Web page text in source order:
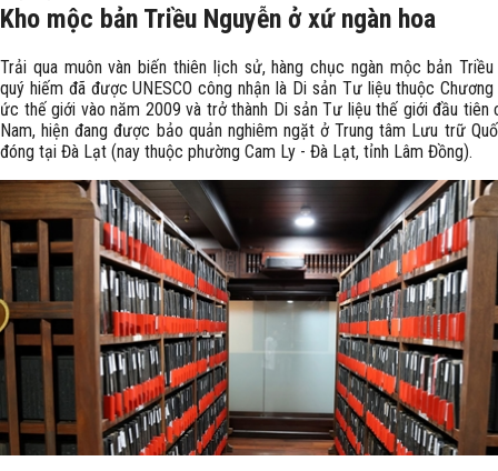
Kho mộc bản Triều Nguyễn ở xứ ngàn hoa
Trải qua muôn vàn biến thiên lịch sử, hàng chục ngàn mộc bản Triều
quý hiếm đã được UNESCO công nhận là Di sản Tư liệu thuộc
ức thế giới vào năm 2009 và trở thành Di sản Tư liệu thế giới đầu tiên
Nam, hiện đang được bảo quản nghiêm ngặt ở Trung tâm Lưu trữ
đóng tại Đà Lạt (nay thuộc phường Cam Ly - Đà Lạt, tỉnh Lâm Đồng).